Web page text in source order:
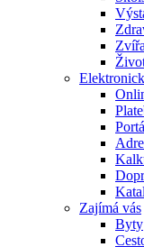
Zajímá vás
Byty